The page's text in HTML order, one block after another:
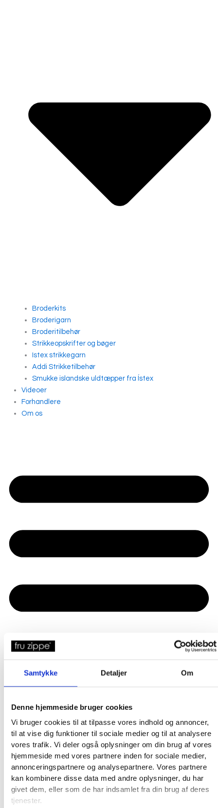
Samtykke Detaljer Om
Denne hjemmeside bruger cookies
Vi bruger cookies til at tilpasse vores indhold og annoncer,
til at vise dig funktioner til sociale medier og til at analysere
vores trafik. Vi deler også oplysninger om din brug af vores
hjemmeside med vores partnere inden for sociale medier,
annonceringspartnere og analysepartnere. Vores partnere
kan kombinere disse data med andre oplysninger, du har
givet dem, eller som de har indsamlet fra din brug af deres
tjenester.
Broderkits
Broderigarn
Broderitilbehør
Strikkeopskrifter og bøger
Istex strikkegarn
Addi Strikketilbehør
Smukke islandske uldtæpper fra Ístex
Videoer
Forhandlere
Om os